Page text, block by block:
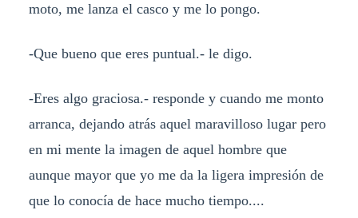
moto, me lanza el casco y me lo pongo.
-Que bueno que eres puntual.- le digo.
-Eres algo graciosa.- responde y cuando me monto
arranca, dejando atrás aquel maravilloso lugar pero
en mi mente la imagen de aquel hombre que
aunque mayor que yo me da la ligera impresión de
que lo conocía de hace mucho tiempo....